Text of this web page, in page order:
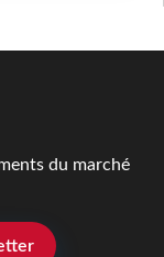
du marché